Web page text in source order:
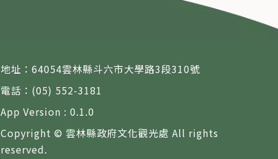
地址：64054雲林縣斗六市大學路3段310號
電話：(05) 552-3181
App Version : 0.1.0
Copyright © 雲林縣政府文化觀光處 All rights
reserved.